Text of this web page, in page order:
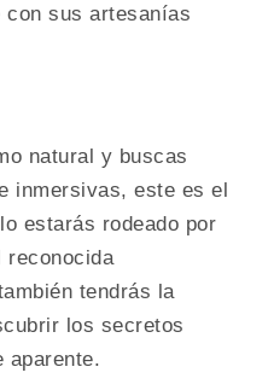
sus artesanías
natural y buscas
inmersivas, este es el
estarás rodeado por
reconocida
tendrás la
los secretos
aparente.